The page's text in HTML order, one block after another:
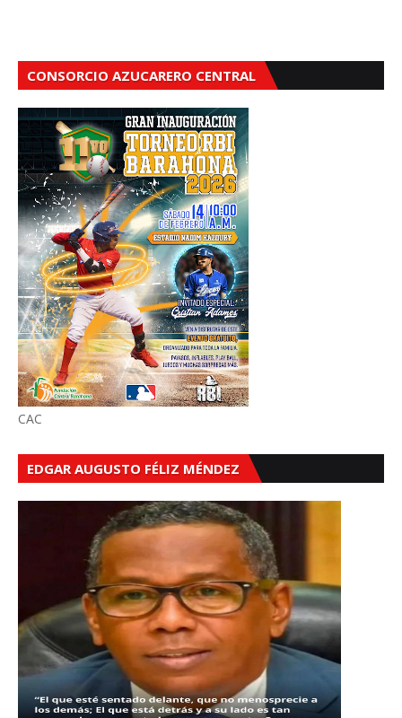
CONSORCIO AZUCARERO CENTRAL
CAC
EDGAR AUGUSTO FÉLIZ MÉNDEZ